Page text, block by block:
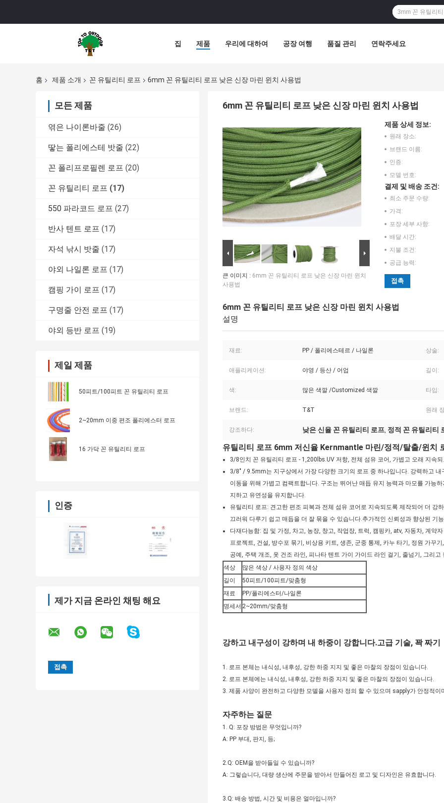
집 제품 우리에 대하여 공장 여행 품질 관리 연락주세요
홈 제품 소개 꼰 유틸리티 로프 6mm 꼰 유틸리티 로프 낮은 신장 마린 윈치 사용법
모든 제품
엮은 나이론바줄 (26)
땋는 폴리에스테 밧줄 (22)
꼰 폴리프로필렌 로프 (20)
꼰 유틸리티 로프 (17)
550 파라코드 로프 (27)
반사 텐트 로프 (17)
자석 낚시 밧줄 (17)
야외 나일론 로프 (17)
캠핑 가이 로프 (17)
구명줄 안전 로프 (17)
야외 등반 로프 (19)
제일 제품
50피트/100피트 꼰 유틸리티 로프
2~20mm 이중 편조 폴리에스터 로프
16 가닥 꼰 유틸리티 로프
인증
제가 지금 온라인 채팅 해요
6mm 꼰 유틸리티 로프 낮은 신장 마린 윈치 사용법
큰 이미지 : 6mm 꼰 유틸리티 로프 낮은 신장 마린 윈치
사용법
제품 상세 정보:
원래 장소:
브랜드 이름:
인증:
모델 번호:
결제 및 배송 조건:
최소 주문 수량:
가격:
포장 세부 사항:
배달 시간:
지불 조건:
공급 능력:
접촉
6mm 꼰 유틸리티 로프 낮은 신장 마린 윈치 사용법
설명
재료: PP / 폴리에스테르 / 나일론 상술:
애플리케이션: 야영 / 등산 / 어업 길이:
색: 많은 색깔 /Customized 색깔 타입:
브랜드: T&T 원래
강조하다: 낮은 신율 꼰 유틸리티 로프, 정적 꼰 유틸리티
유틸리티 로프 6mm 저신율 Kernmantle 마린/정적/탈출/윈치
3/8인치 꼰 유틸리티 로프 - 1,200lbs.UV 저항, 전체 섬유 코어, 가볍고 오래 지속
3/8" / 9.5mm는 지구상에서 가장 다양한 크기의 로프 중 하나입니다. 강력하고
이동을 위해 가볍고 컴팩트합니다. 구조는 뛰어난 매듭 유지 능력과 마모를 가능
지하고 유연성을 유지합니다.
유틸리티 로프: 견고한 편조 피복과 전체 섬유 코어로 지속되도록 제작되어 더 강
끄러워 다루기 쉽고 매듭을 더 잘 묶을 수 있습니다.추가적인 신뢰성과 향상된 기
다재다능함: 집 및 가정, 차고, 농장, 창고, 작업장, 트럭, 캠핑카, atv, 자동차, 계약
프로젝트, 건설, 방수포 묶기, 비상용 키트, 생존, 군중 통제, 카누 타기, 정원 가꾸
공예, 주택 개조, 옷 건조 라인, 피나타 텐트 가이 가이드 라인 걸기, 줄넘기, 그리고
색상
많은 색상 / 사용자 정의 색상
길이
50피트/100피트/맞춤형
재료
PP/폴리에스터/나일론
명세서 2~20mm/맞춤형
강하고 내구성이 강하며 내 하중이 강합니다.고급 기술, 꽉 짜기
1. 로프 본체는 내식성, 내후성, 강한 하중 지지 및 좋은 마찰의 장점이 있습니다.
2. 로프 본체에는 내식성, 내후성, 강한 하중 지지 및 좋은 마찰의 장점이 있습니다.
3. 제품 사양이 완전하고 다양한 모델을 사용자 정의 할 수 있으며 sapply가 안정적이
자주하는 질문
1. Q: 포장 방법은 무엇입니까?
A: PP 부대, 판지, 등;
2.Q: OEM을 받아들일 수 있습니까?
A: 그렇습니다, 대량 생산에 주문을 받아서 만들어진 로고 및 디자인은 유효합니다.
3.Q: 배송 방법, 시간 및 비용은 얼마입니까?